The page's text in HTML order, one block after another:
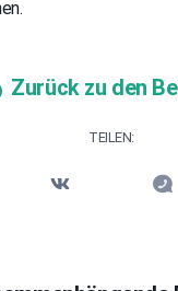
Zurück zu den
TEILEN: